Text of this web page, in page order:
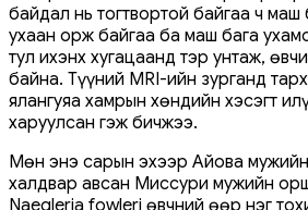
байдал нь тогтвортой байгаа ч маш
ухаан орж байгаа ба маш бага
тул ихэнх хугацаанд тэр унтаж,
байна. Түүний MRI-ийн зурганд
ялангуяа хамрын хөндийн хэсэгт
харуулсан гэж бичжээ.
Мөн энэ сарын эхээр Айова
халдвар авсан Миссури мужийн
Naegleria fowleri өвчний өөр нэг